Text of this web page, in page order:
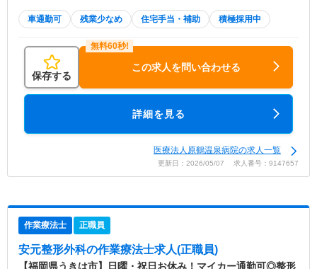
車通勤可 残業少なめ 住宅手当・補助 積極採用中
保存する
この求人を問い合わせる
詳細を見る
医療法人原鶴温泉病院の求人一覧
更新日：2026/05/07 求人番号：9147657
作業療法士 正職員
安元整形外科の作業療法士求人(正職員)
【福岡県うきは市】日曜・祝日お休み！マイカー通勤可◎整形